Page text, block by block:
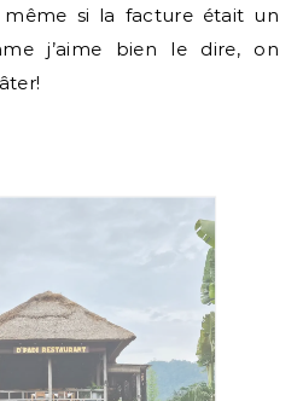
si la facture était un
j’aime bien le dire, on